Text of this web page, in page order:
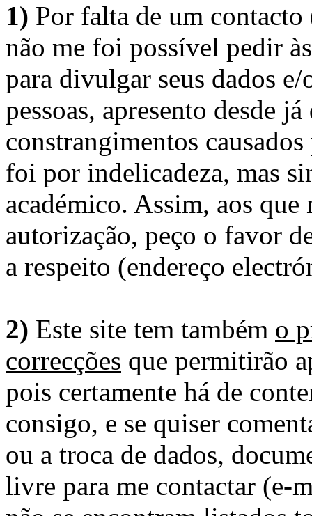
1) Por falta de um
não me foi possível pedir
para divulgar seus dados
pessoas, apresento desde
constrangimentos
foi por indelicadeza, mas
académico. Assim, aos
autorização, peço o favor
a respeito (endereço
2) Este site tem também o
correcções que permitirão
pois certamente há de
consigo, e se quiser
ou a troca de dados,
livre para me contactar (e-